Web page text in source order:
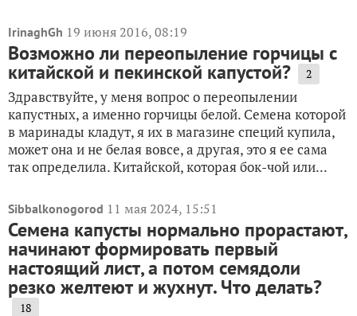
IrinaghGh 19 июня 2016, 08:19
Возможно ли переопыление горчицы с
китайской и пекинской капустой? 2
Здравствуйте, у меня вопрос о переопылении
капустных, а именно горчицы белой. Семена которой
в маринады кладут, я их в магазине специй купила,
может она и не белая вовсе, а другая, это я ее сама
так определила. Китайской, которая бок-чой или...
Sibbalkonogorod 11 мая 2024, 15:51
Семена капусты нормально прорастают,
начинают формировать первый
настоящий лист, а потом семядоли
резко желтеют и жухнут. Что делать?
18